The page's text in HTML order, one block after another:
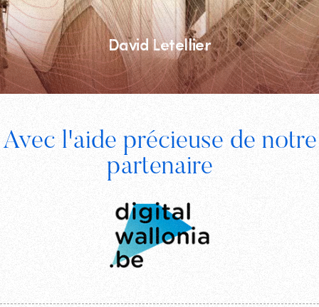
David Letellier
Avec l'aide précieuse de notre
partenaireDigital